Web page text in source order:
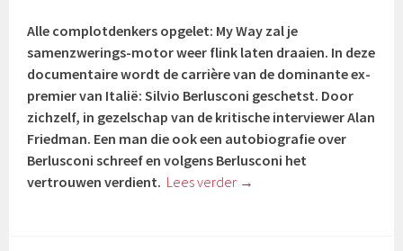
Alle complotdenkers opgelet: My Way zal je
samenzwerings-motor weer flink laten draaien. In deze
documentaire wordt de carrière van de dominante ex-
premier van Italië: Silvio Berlusconi geschetst. Door
zichzelf, in gezelschap van de kritische interviewerAlan
Friedman. Een man die ook een autobiografie over
Berlusconi schreef en volgens Berlusconi het
vertrouwen verdient. Lees verder →